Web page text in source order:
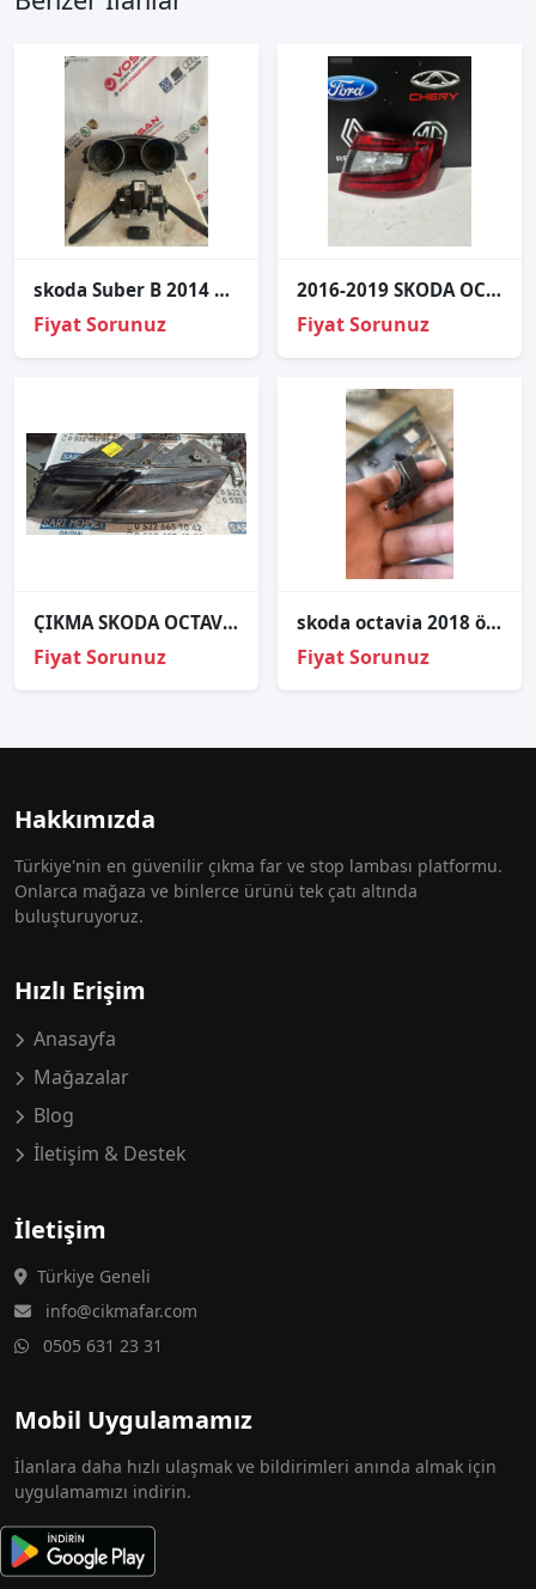
skoda Suber B 2014 Çıkma Parça 5K0953502M Sinyal Kolu
Fiyat Sorunuz
2016-2019 SKODA OCTAVİA SAĞ DİŞ STOP ÇIKMA
Fiyat Sorunuz
ÇIKMA SKODA OCTAVİA SOL ÖN FAR 5E1941015D
Fiyat Sorunuz
skoda octavia 2018 ön sol kapı kilit uyarı lambası
Fiyat Sorunuz
Hakkımızda
Türkiye'nin en güvenilir çıkma far ve stop lambası platformu.
Onlarca mağaza ve binlerce ürünü tek çatı altında
buluşturuyoruz.
Hızlı Erişim
Anasayfa
Mağazalar
Blog
İletişim & Destek
İletişim
Türkiye Geneli
info@cikmafar.com
0505 631 23 31
Mobil Uygulamamız
İlanlara daha hızlı ulaşmak ve bildirimleri anında almak için
uygulamamızı indirin.